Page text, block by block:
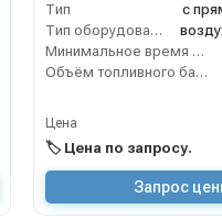
Тип
с
Тип оборудования
Минимальное время работы при полном баке (ч)
Объём топливного бака (л)
Цена
🏷️ Цена по запросу.
Запрос